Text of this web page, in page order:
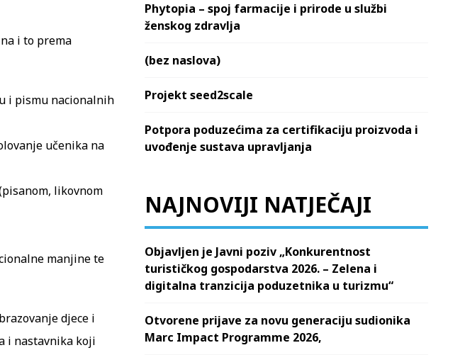
i to prema
i pismu nacionalnih
učenika na
likovnom
manjine te
djece i
i nastavnika koji
Phytopia – spoj farmacije i prirode u službi
ženskog zdravlja
(bez naslova)
Projekt seed2scale
Potpora poduzećima za certifikaciju proizvoda i
uvođenje sustava upravljanja
NAJNOVIJI NATJEČAJI
Objavljen je Javni poziv „Konkurentnost
turističkog gospodarstva 2026. – Zelena i
digitalna tranzicija poduzetnika u turizmu“
Otvorene prijave za novu generaciju sudionika
Marc Impact Programme 2026,